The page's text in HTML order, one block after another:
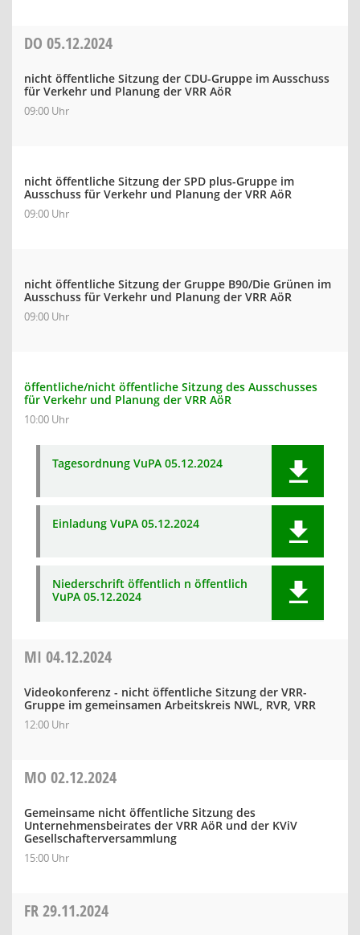
DO 05.12.2024
nicht öffentliche Sitzung der CDU-Gruppe im Ausschuss
für Verkehr und Planung der VRR AöR
09:00 Uhr
nicht öffentliche Sitzung der SPD plus-Gruppe im
Ausschuss für Verkehr und Planung der VRR AöR
09:00 Uhr
nicht öffentliche Sitzung der Gruppe B90/Die Grünen im
Ausschuss für Verkehr und Planung der VRR AöR
09:00 Uhr
öffentliche/nicht öffentliche Sitzung des Ausschusses
für Verkehr und Planung der VRR AöR
10:00 Uhr
Tagesordnung VuPA 05.12.2024
Einladung VuPA 05.12.2024
Niederschrift öffentlich n öffentlich
VuPA 05.12.2024
MI 04.12.2024
Videokonferenz - nicht öffentliche Sitzung der VRR-
Gruppe im gemeinsamen Arbeitskreis NWL, RVR, VRR
12:00 Uhr
MO 02.12.2024
Gemeinsame nicht öffentliche Sitzung des
Unternehmensbeirates der VRR AöR und der KViV
Gesellschafterversammlung
15:00 Uhr
FR29.11.2024